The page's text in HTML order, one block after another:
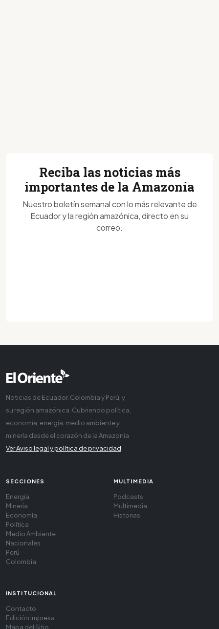
Reciba las noticias más
importantes de la Amazonía
Nuestro boletín semanal con lo más relevante de
Ecuador y la región amazónica, directo en su
correo.
Noticias de Ecuador, Colombia y Perú, y
su región amazónica. Cubriendo política,
economía, energía, medio ambiente y
minería desde el corazón de la Amazonía
Ver Aviso legal y política de privacidad
SECCIONES
Energía
Minería
Economía
Política
Medio Ambiente
Nacionales
Perú
Colombia
MULTIMEDIA
Podcasts
Multimedia
Historias
INSTITUCIONAL
Contacto
Edición Impresa
Mapa del Sitio